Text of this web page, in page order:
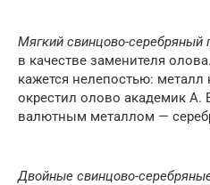
Мягкий свинцово-серебряный
в качестве заменителя
кажется нелепостью: металл
окрестил олово академик А.
валютным металлом —
Двойные свинцово-